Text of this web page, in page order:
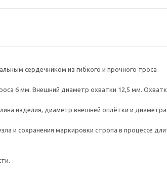
сердечником из гибкого и прочного троса
6 мм. Внешний диаметр охватки 12,5 мм.
изделия, диаметр внешней оплётки и диаметра
и сохранения маркировки стропа в процессе